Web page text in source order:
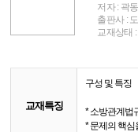
저자 : 곽
출판사 :
교재상태
교재특징
구성 및 특징
* 소방관계법
* 문제의 핵심